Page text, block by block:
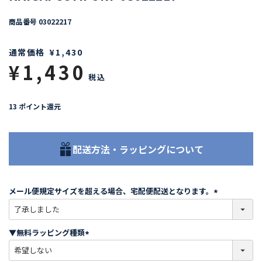
商品番号 03022217
通常価格 ¥1,430
¥1,430 税込
13 ポイント還元
配送方法・ラッピングについて
メール便規定サイズを超える場合、宅配便配送となります。
必
)
▼無料ラッピング種類
必